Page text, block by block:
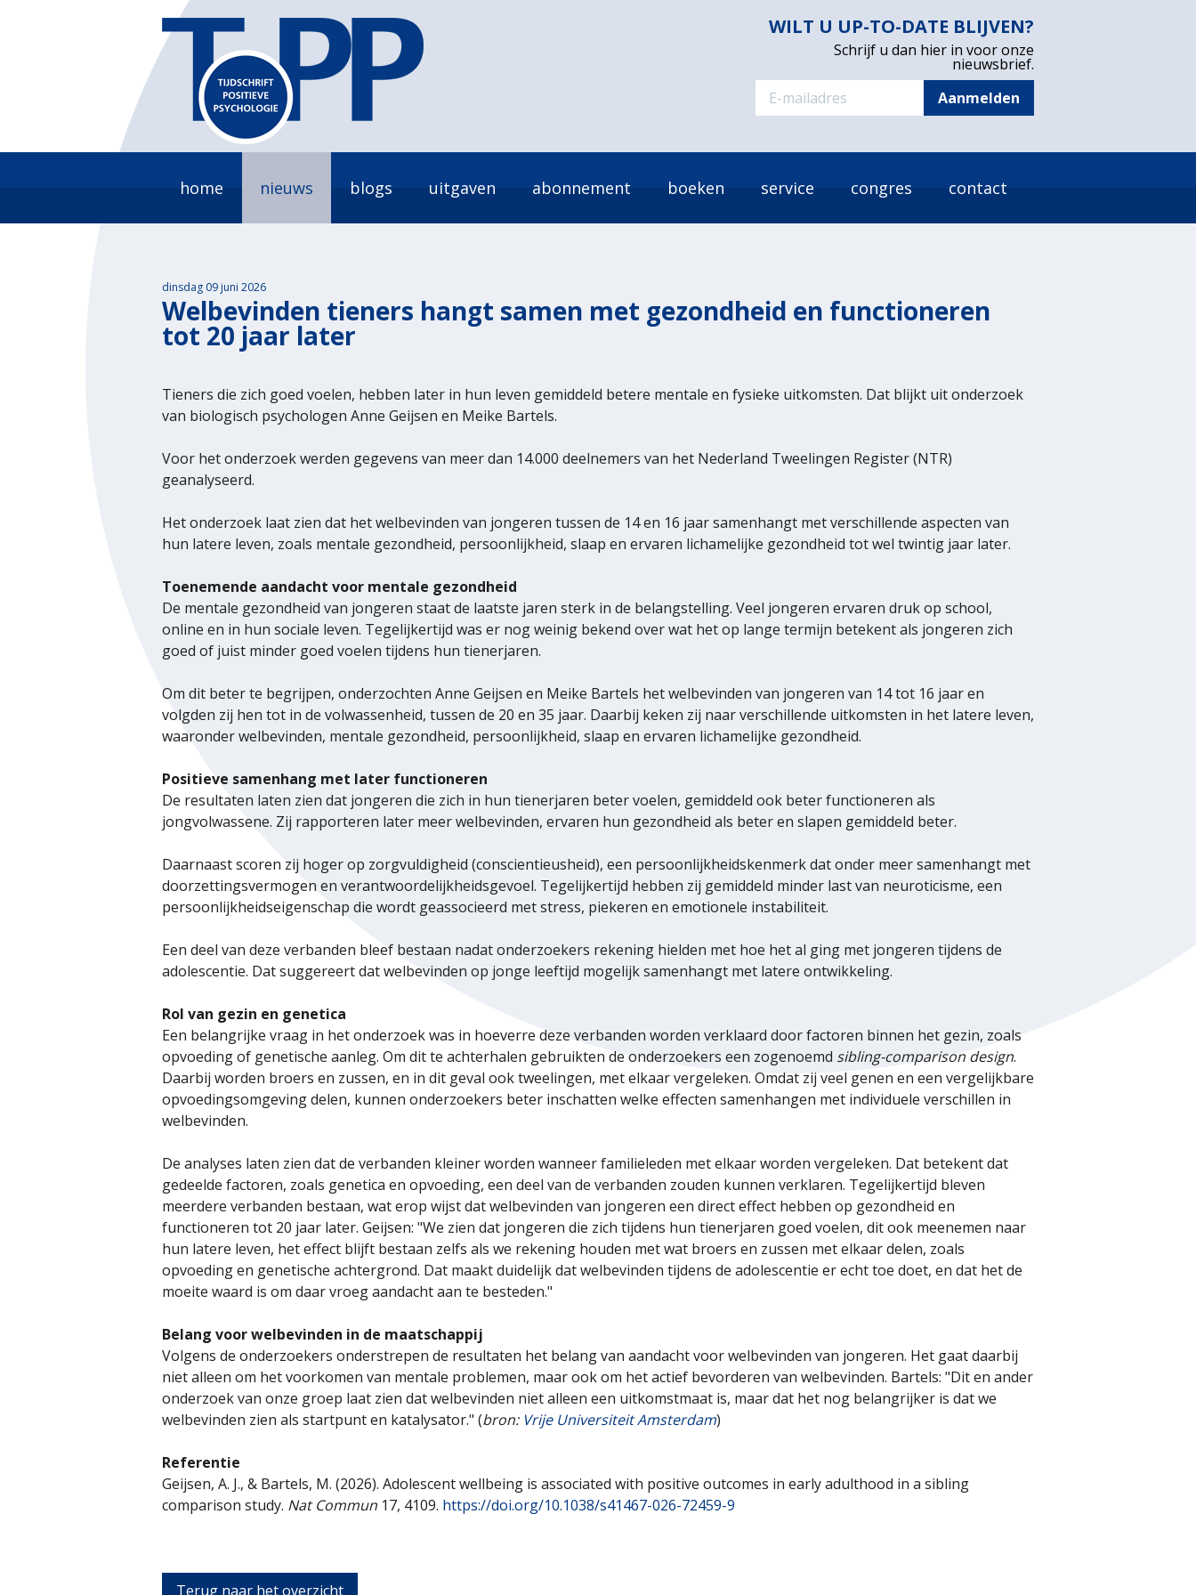
WILT U UP-TO-DATE BLIJVEN?
Schrijf u dan hier in voor onze
nieuwsbrief.
home nieuws blogs uitgaven abonnement boeken service congres contact
dinsdag 09 juni 2026
Welbevinden tieners hangt samen met gezondheid en functioneren
tot 20 jaar later
Tieners die zich goed voelen, hebben later in hun leven gemiddeld betere mentale en fysieke uitkomsten. Dat blijkt uit onderzoek
van biologisch psychologen Anne Geijsen en Meike Bartels.
Voor het onderzoek werden gegevens van meer dan 14.000 deelnemers van het Nederland Tweelingen Register (NTR)
geanalyseerd.
Het onderzoek laat zien dat het welbevinden van jongeren tussen de 14 en 16 jaar samenhangt met verschillende aspecten van
hun latere leven, zoals mentale gezondheid, persoonlijkheid, slaap en ervaren lichamelijke gezondheid tot wel twintig jaar later.
Toenemende aandacht voor mentale gezondheid
De mentale gezondheid van jongeren staat de laatste jaren sterk in de belangstelling. Veel jongeren ervaren druk op school,
online en in hun sociale leven. Tegelijkertijd was er nog weinig bekend over wat het op lange termijn betekent als jongeren zich
goed of juist minder goed voelen tijdens hun tienerjaren.
Om dit beter te begrijpen, onderzochten Anne Geijsen en Meike Bartels het welbevinden van jongeren van 14 tot 16 jaar en
volgden zij hen tot in de volwassenheid, tussen de 20 en 35 jaar. Daarbij keken zij naar verschillende uitkomsten in het latere leven,
waaronder welbevinden, mentale gezondheid, persoonlijkheid, slaap en ervaren lichamelijke gezondheid.
Positieve samenhang met later functioneren
De resultaten laten zien dat jongeren die zich in hun tienerjaren beter voelen, gemiddeld ook beter functioneren als
jongvolwassene. Zij rapporteren later meer welbevinden, ervaren hun gezondheid als beter en slapen gemiddeld beter.
Daarnaast scoren zij hoger op zorgvuldigheid (conscientieusheid), een persoonlijkheidskenmerk dat onder meer samenhangt met
doorzettingsvermogen en verantwoordelijkheidsgevoel. Tegelijkertijd hebben zij gemiddeld minder last van neuroticisme, een
persoonlijkheidseigenschap die wordt geassocieerd met stress, piekeren en emotionele instabiliteit.
Een deel van deze verbanden bleef bestaan nadat onderzoekers rekening hielden met hoe het al ging met jongeren tijdens de
adolescentie. Dat suggereert dat welbevinden op jonge leeftijd mogelijk samenhangt met latere ontwikkeling.
Rol van gezin en genetica
Een belangrijke vraag in het onderzoek was in hoeverre deze verbanden worden verklaard door factoren binnen het gezin, zoals
opvoeding of genetische aanleg. Om dit te achterhalen gebruikten de onderzoekers een zogenoemd sibling-comparison design.
Daarbij worden broers en zussen, en in dit geval ook tweelingen, met elkaar vergeleken. Omdat zij veel genen en een vergelijkbare
opvoedingsomgeving delen, kunnen onderzoekers beter inschatten welke effecten samenhangen met individuele verschillen in
welbevinden.
De analyses laten zien dat de verbanden kleiner worden wanneer familieleden met elkaar worden vergeleken. Dat betekent dat
gedeelde factoren, zoals genetica en opvoeding, een deel van de verbanden zouden kunnen verklaren. Tegelijkertijd bleven
meerdere verbanden bestaan, wat erop wijst dat welbevinden van jongeren een direct effect hebben op gezondheid en
functioneren tot 20 jaar later. Geijsen: "We zien dat jongeren die zich tijdens hun tienerjaren goed voelen, dit ook meenemen naar
hun latere leven, het effect blijft bestaan zelfs als we rekening houden met wat broers en zussen met elkaar delen, zoals
opvoeding en genetische achtergrond. Dat maakt duidelijk dat welbevinden tijdens de adolescentie er echt toe doet, en dat het de
moeite waard is om daar vroeg aandacht aan te besteden."
Belang voor welbevinden in de maatschappij
Volgens de onderzoekers onderstrepen de resultaten het belang van aandacht voor welbevinden van jongeren. Het gaat daarbij
niet alleen om het voorkomen van mentale problemen, maar ook om het actief bevorderen van welbevinden. Bartels: "Dit en ander
onderzoek van onze groep laat zien dat welbevinden niet alleen een uitkomstmaat is, maar dat het nog belangrijker is dat we
welbevinden zien als startpunt en katalysator." (bron: Vrije Universiteit Amsterdam)
Referentie
Geijsen, A. J., & Bartels, M. (2026). Adolescent wellbeing is associated with positive outcomes in early adulthood in a sibling
comparison study. Nat Commun 17, 4109. https://doi.org/10.1038/s41467-026-72459-9
Terug naar het overzicht